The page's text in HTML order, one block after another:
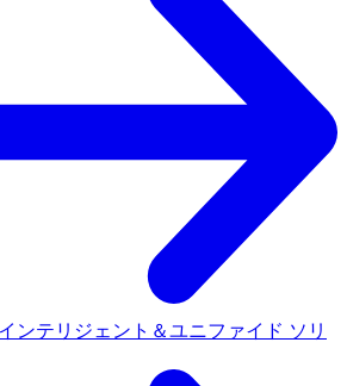
インテリジェント＆ユニファイド ソリ